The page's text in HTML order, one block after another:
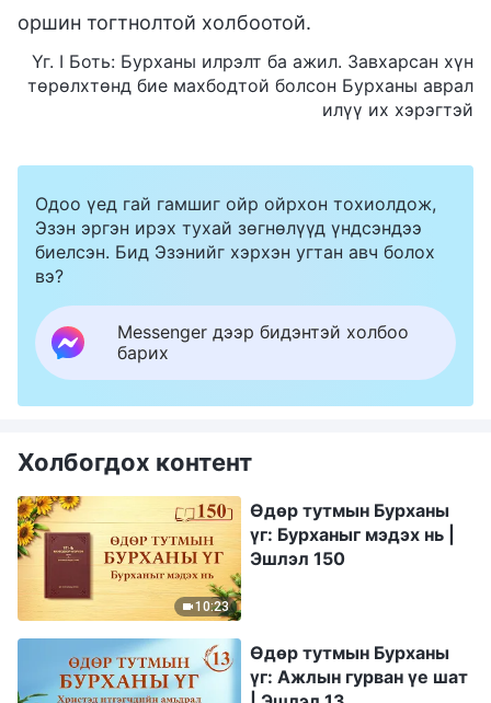
оршин тогтнолтой холбоотой.
Үг. I Боть: Бурханы илрэлт ба ажил. Завхарсан хүн
төрөлхтөнд бие махбодтой болсон Бурханы аврал
илүү их хэрэгтэй
Одоо үед гай гамшиг ойр ойрхон тохиолдож,
Эзэн эргэн ирэх тухай зөгнөлүүд үндсэндээ
биелсэн. Бид Эзэнийг хэрхэн угтан авч болох
вэ?
Messenger дээр бидэнтэй холбоо
барих
Холбогдох контент
10:23
Өдөр тутмын Бурханы
үг: Бурханыг мэдэх нь |
Эшлэл 150
Өдөр тутмын Бурханы
үг: Ажлын гурван үе шат